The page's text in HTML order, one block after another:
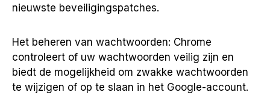
nieuwste beveiligingspatches.
Het beheren van wachtwoorden: Chrome
controleert of uw wachtwoorden veilig zijn en
biedt de mogelijkheid om zwakke wachtwoorden
te wijzigen of op te slaan in het Google-account.